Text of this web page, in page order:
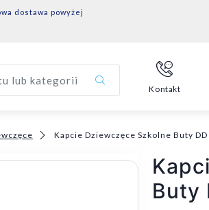
dostawa powyżej
lub kategorii
Kontakt
Kapcie Dziewczęce Szkolne Buty
Buty